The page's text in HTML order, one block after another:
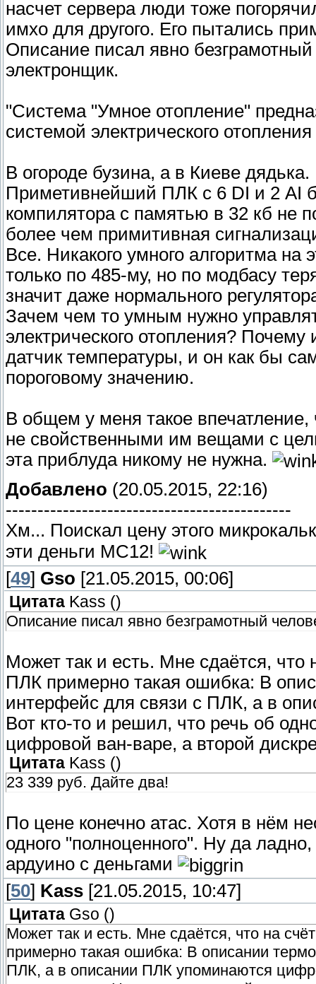
насчет сервера люди тоже
имхо для другого. Его пытались
Описание писал явно
электронщик.
"Система "Умное отопление"
системой электрического
В огороде бузина, а в Киеве
Приметивнейший ПЛК с 6 DI и 2 AI
компилятора с памятью в 32 кб не
более чем примитивная
Все. Никакого умного алгоритма на
только по 485-му, но по модбасу
значит даже нормального
Зачем чем то умным нужно
электрического отопления?
датчик температуры, и он как бы
пороговому значению.
В общем у меня такое
не свойственными им вещами с
эта приблуда никому не нужна.
Добавлено (20.05.2015, 22:16)
---------------------------------------------
Хм... Поискал цену этого
эти деньги МС12!
[49] Gso [21.05.2015, 00:06]
Цитата Kass ()
Описание писал явно безграмотный
Может так и есть. Мне сдаётся, что
ПЛК примерно такая ошибка: В
интерфейс для связи с ПЛК, а в
Вот кто-то и решил, что речь об
цифровой ван-варе, а второй
Цитата Kass ()
23 339 руб. Дайте два!
По цене конечно атас. Хотя в нём
одного "полноценного". Ну да
ардуино с деньгами
[50] Kass [21.05.2015, 10:47]
Цитата Gso ()
Может так и есть. Мне сдаётся, что на
примерно такая ошибка: В описании
ПЛК, а в описании ПЛК упоминаются